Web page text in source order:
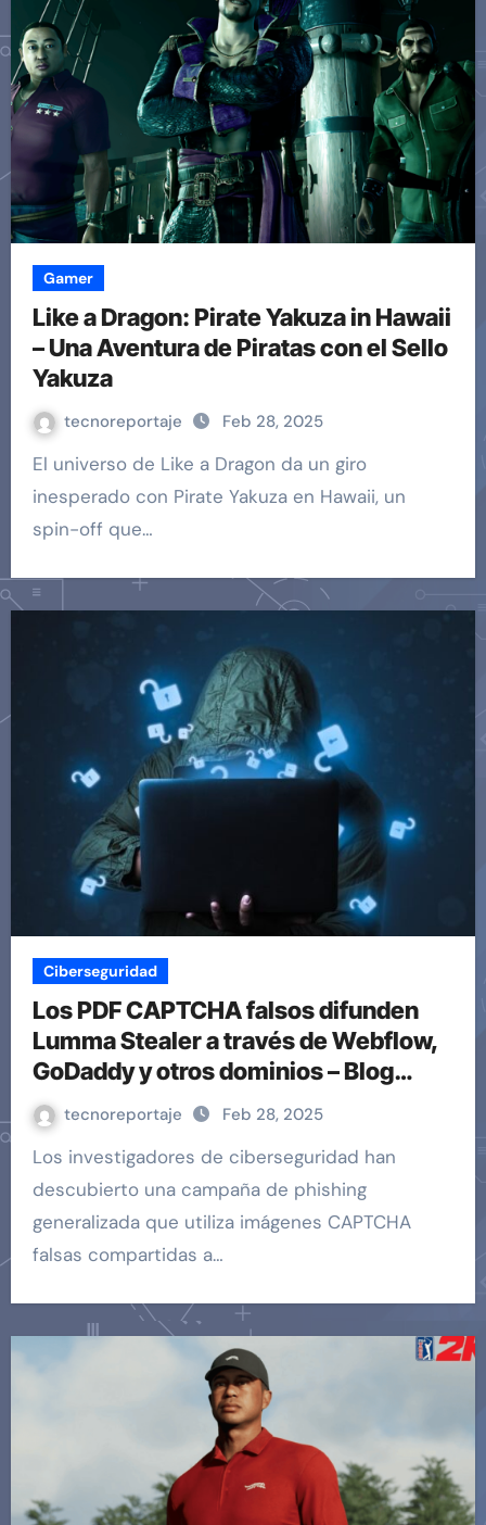
Gamer
Like a Dragon: Pirate Yakuza in Hawaii
– Una Aventura de Piratas con el Sello
Yakuza
tecnoreportaje Feb 28, 2025
El universo de Like a Dragon da un giro
inesperado con Pirate Yakuza en Hawaii, un
spin-off que…
Ciberseguridad
Los PDF CAPTCHA falsos difunden
Lumma Stealer a través de Webflow,
GoDaddy y otros dominios – Blog
EHCGroup
tecnoreportaje Feb 28, 2025
Los investigadores de ciberseguridad han
descubierto una campaña de phishing
generalizada que utiliza imágenes CAPTCHA
falsas compartidas a…